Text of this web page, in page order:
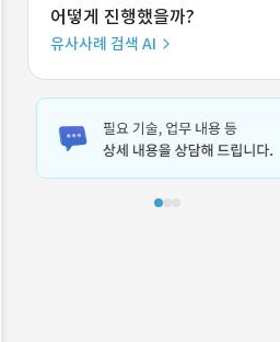
어떻게 진행했을까?
유사사례 검색 AI